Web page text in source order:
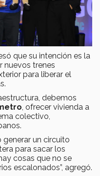
que su intención es la
nuevos trenes
para liberar el
debemos
, ofrecer vivienda a
colectivo,
generar un circuito
para sacar los
cosas que no se
escalonados”, agregó.